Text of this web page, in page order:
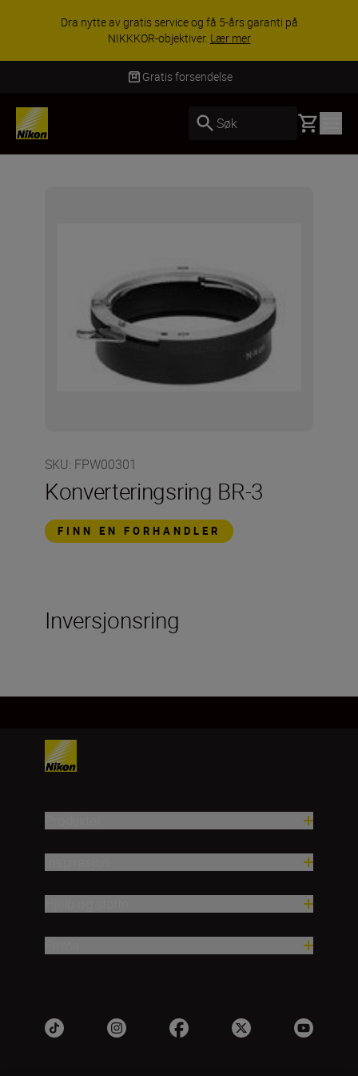
Dra nytte av gratis service og få 5-års garanti på
NIKKKOR-objektiver. Lær mer
Gratis forsendelse
Søk Basket
SKU: FPW00301
Konverteringsring BR-3
FINN EN FORHANDLER
Inversjonsring